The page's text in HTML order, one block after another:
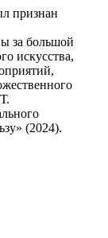
признан
за большой
искусства,
(2024).